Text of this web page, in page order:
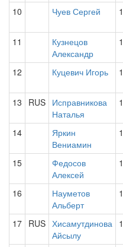
10 Чуев Сергей
11
Кузнецов
Александр
12 Куцевич Игорь
13 RUS Исправникова
Наталья
14
Яркин
Вениамин
15
Федосов
Алексей
16
Науметов
Альберт
17 RUS Хисамутдинова
Айсылу